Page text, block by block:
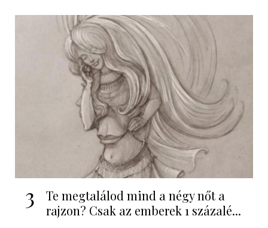
3
Te megtalálod mind a négy nőt a
rajzon? Csak az emberek 1 százalé...